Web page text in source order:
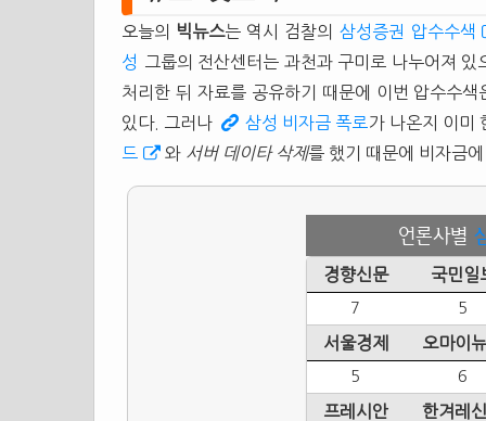
오늘의 빅뉴스는 역시 검찰의 삼성증권 압수수색
성
그룹의 전산센터는 과천과 구미로 나누어져
처리한 뒤 자료를 공유하기 때문에 이번 압수수
있다. 그러나
삼성 비자금 폭로 가 나온지 이미
드
와 서버 데이타 삭제를 했기 때문에 비자금
언론사별
경향신문 국민일
7 5
서울경제 오마이
5 6
프레시안 한겨레